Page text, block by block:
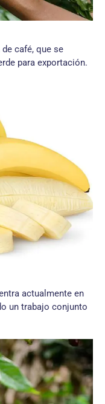
café, que se
para exportación.
actualmente en
un trabajo conjunto